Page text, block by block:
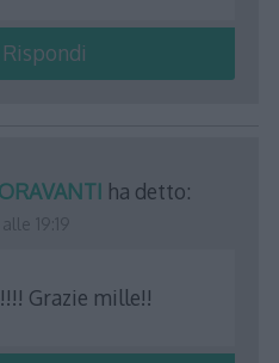
Rispondi
ha detto:
Grazie mille!!